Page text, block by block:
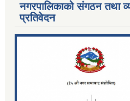
नगरपालिकाको संगठन तथा
प्रतिवेदन